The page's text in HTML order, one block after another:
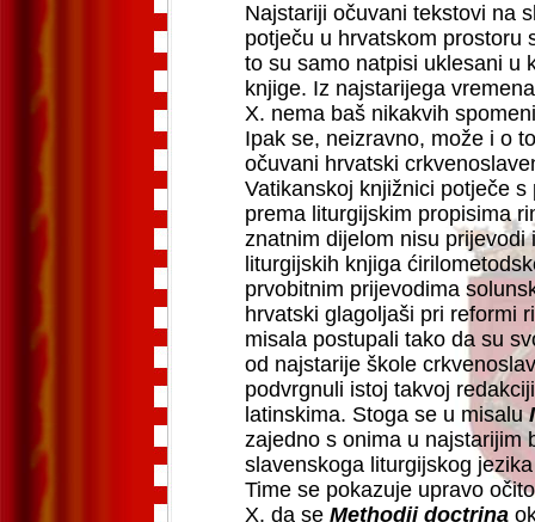
Najstariji očuvani tekstovi na
potječu u hrvatskom prostoru
to su samo natpisi uklesani u
knjige. Iz najstarijega
X. nema baš nikakvih
Ipak se, neizravno, može i o
očuvani hrvatski
Vatikanskoj knjižnici potječe
prema liturgijskim propisima
znatnim dijelom nisu
liturgijskih knjiga
prvobitnim prijevodima
hrvatski glagoljaši pri reformi
misala postupali tako da su
od najstarije škole
podvrgnuli istoj takvoj
latinskima. Stoga se u misalu
zajedno s onima u najstarijim
slavenskoga liturgijskog
Time se pokazuje upravo
X. da se Methodii doctrina